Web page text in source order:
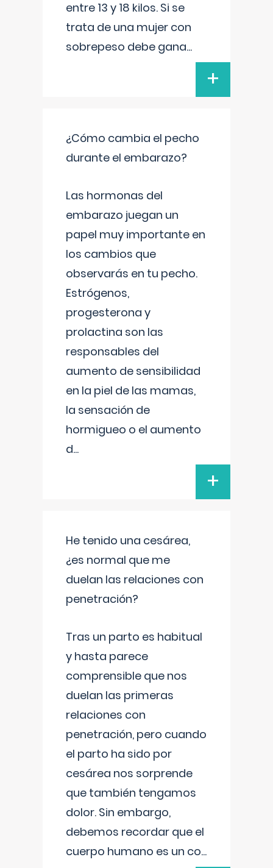
entre 13 y 18 kilos. Si se
trata de una mujer con
sobrepeso debe gana...
+
¿Cómo cambia el pecho
durante el embarazo?
Las hormonas del
embarazo juegan un
papel muy importante en
los cambios que
observarás en tu pecho.
Estrógenos,
progesterona y
prolactina son las
responsables del
aumento de sensibilidad
en la piel de las mamas,
la sensación de
hormigueo o el aumento
d...
+
He tenido una cesárea,
¿es normal que me
duelan las relaciones con
penetración?
Tras un parto es habitual
y hasta parece
comprensible que nos
duelan las primeras
relaciones con
penetración, pero cuando
el parto ha sido por
cesárea nos sorprende
que también tengamos
dolor. Sin embargo,
debemos recordar que el
cuerpo humano es un co...